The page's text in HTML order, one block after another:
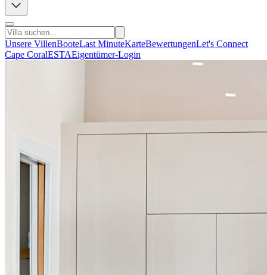
Unsere VillenBooteLast MinuteKarteBewertungenLet's Connect
Cape CoralESTAEigentümer-Login